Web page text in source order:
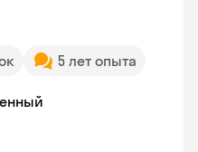
5 лет опыта